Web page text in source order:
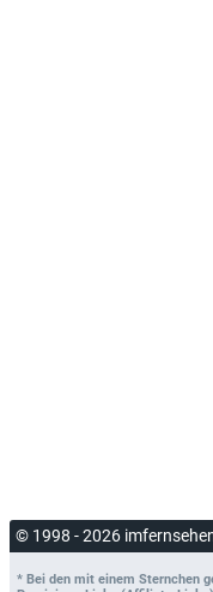
© 1998 - 2026
* Bei den mit einem Sternchen